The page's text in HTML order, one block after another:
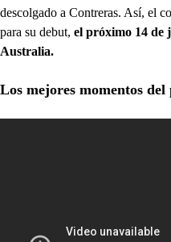
descolgado a Contreras. Así, el
para su debut, el próximo 14 de
Australia.
Los mejores momentos